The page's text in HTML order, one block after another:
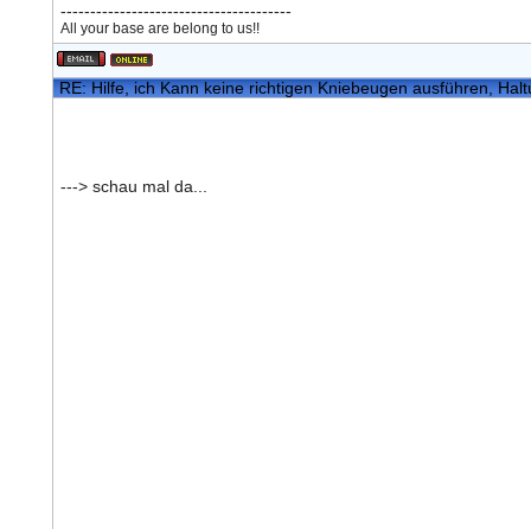
---------------------------------------
All your base are belong to us!!
RE: Hilfe, ich Kann keine richtigen Kniebeugen ausführen,
---> schau mal da...